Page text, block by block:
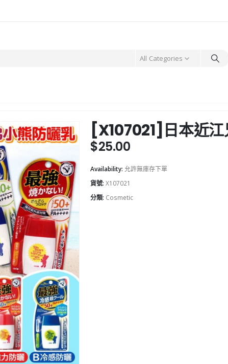
All Categories
[X107021]日本近
$25.00
Availability: 允許無庫存下單
貨號: X107021
分類: Cosmetic